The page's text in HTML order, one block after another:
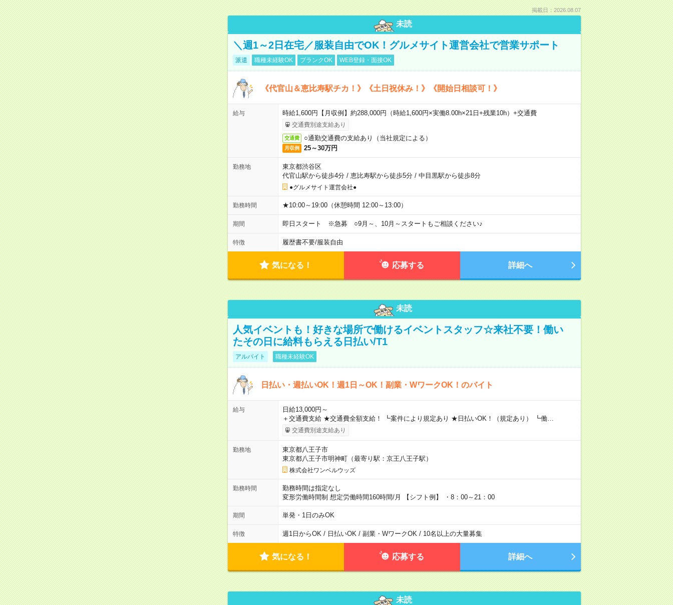
掲載日：2026.08.07
未読
＼週1～2日在宅／服装自由でOK！グルメサイト運営会社で営業サポート
派遣 職種未経験OK ブランクOK WEB登録・面接OK
《代官山＆恵比寿駅チカ！》《土日祝休み！》《開始日相談可！》
給与 時給1,600円【月収例】約288,000円（時給1,600円×実働8.00h×21日+残業10h）+交通費
交通費別途支給あり
交通費 ○通勤交通費の支給あり（当社規定による）
月収例 25～30万円
勤務地
東京都渋谷区
代官山駅から徒歩4分/ 恵比寿駅から徒歩5分/ 中目黒駅から徒歩8分
●グルメサイト運営会社●
勤務時間 ★10:00～19:00（休憩時間 12:00～13:00）
期間 即日スタート ※急募 ○9月～、10月～スタートもご相談ください♪
特徴 履歴書不要/服装自由
気になる！ 応募する 詳細へ
未読
人気イベントも！好きな場所で働けるイベントスタッフ☆来社不要！働い
たその日に給料もらえる日払い/T1
アルバイト 職種未経験OK
日払い・週払いOK！週1日～OK！副業・WワークOK！のバイト
給与
日給13,000円～
＋交通費支給 ★交通費全額支給！ ┗案件により規定あり ★日払いOK！（規定あり） ┗働…
交通費別途支給あり
勤務地
東京都八王子市
東京都八王子市明神町（最寄り駅：京王八王子駅）
株式会社ワンベルウッズ
勤務時間
勤務時間は指定なし
変形労働時間制 想定労働時間160時間/月 【シフト例】 ・8：00～21：00
期間 単発・1日のみOK
特徴 週1日からOK / 日払いOK / 副業・WワークOK / 10名以上の大量募集
気になる！ 応募する 詳細へ
未読